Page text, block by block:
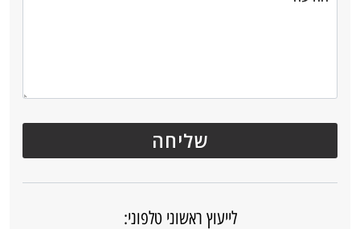
לייעוץ ראשוני טלפוני: